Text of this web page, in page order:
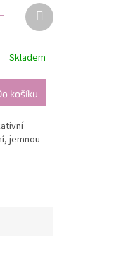
Skladem
košíku
jemnou
Další
produkt